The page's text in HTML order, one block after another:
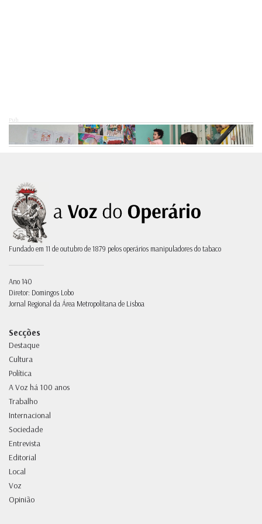
Pub.
Fundado em 11 de outubro de 1879 pelos operários manipuladores do tabaco
Ano 140
Diretor: Domingos Lobo
Jornal Regional da Área Metropolitana de Lisboa
Secções
Destaque
Cultura
Política
A Voz há 100 anos
Trabalho
Internacional
Sociedade
Entrevista
Editorial
Local
Voz
Opinião